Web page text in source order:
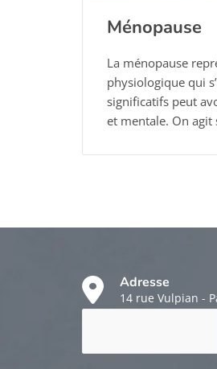
Ménopause
La ménopause
physiologique qui
significatifs peut
et mentale. On agit
Adresse
14 rue Vulpian -